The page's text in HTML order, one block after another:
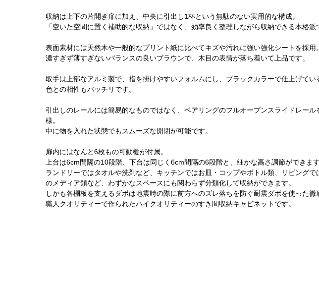
収納は上下の片開き扉に加え、中央に引出し1杯という無駄のない実用的な構成。
「空いた空間に置く補助的な収納」ではなく、効率良く整理しながら収納できる本格派
表面素材には天然木や一般的なプリント紙に比べてキズや汚れに強い強化シートを採用。
濃すぎず薄すぎないバランスの良いブラウンで、木目の表情が落ち着いて上品です。
取手は上部なアルミ製で、指を掛けやすいフォルムにし、ブラックカラーで仕上げてい
色との相性もバッチリです。
引出しのレールには簡易的なものではなく、ベアリングのフルオープンスライドレール
様。
中に物を入れた状態でもスムーズな開閉が可能です。
扉内にはなんと6枚もの可動棚が付属。
上台は6cm間隔の10段階、下台は同じく6cm間隔の6段階と、細かな高さ調節ができます
ランドリーではタオルや洗剤など、キッチンではお皿・コップやボトル類、リビングで
のメディア類など、わずかなスペースにも関わらず分類化して収納ができます。
しかも各棚板を支えるダボは地震時の際に前方へのズレ落ちを防ぐ耐震ダボを使った徹
職人クオリティーで作られたハイクオリティーのすき間収納キャビネットです。